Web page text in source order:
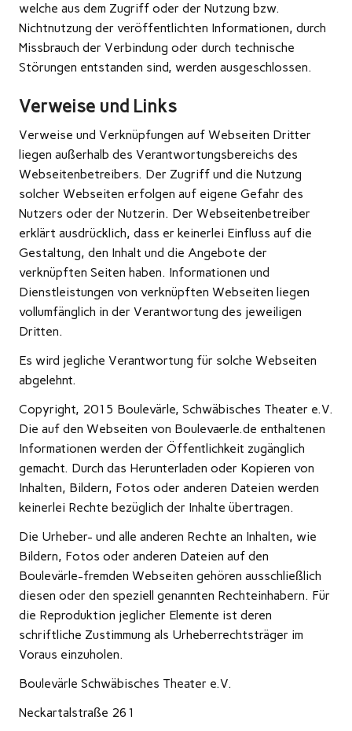
welche aus dem Zugriff oder der Nutzung bzw.
Nichtnutzung der veröffentlichten Informationen, durch
Missbrauch der Verbindung oder durch technische
Störungen entstanden sind, werden ausgeschlossen.
Verweise und Links
Verweise und Verknüpfungen auf Webseiten Dritter
liegen außerhalb des Verantwortungsbereichs des
Webseitenbetreibers. Der Zugriff und die Nutzung
solcher Webseiten erfolgen auf eigene Gefahr des
Nutzers oder der Nutzerin. Der Webseitenbetreiber
erklärt ausdrücklich, dass er keinerlei Einfluss auf die
Gestaltung, den Inhalt und die Angebote der
verknüpften Seiten haben. Informationen und
Dienstleistungen von verknüpften Webseiten liegen
vollumfänglich in der Verantwortung des jeweiligen
Dritten.
Es wird jegliche Verantwortung für solche Webseiten
abgelehnt.
Copyright, 2015 Boulevärle, Schwäbisches Theater e.V.
Die auf den Webseiten von Boulevaerle.de enthaltenen
Informationen werden der Öffentlichkeit zugänglich
gemacht. Durch das Herunterladen oder Kopieren von
Inhalten, Bildern, Fotos oder anderen Dateien werden
keinerlei Rechte bezüglich der Inhalte übertragen.
Die Urheber- und alle anderen Rechte an Inhalten, wie
Bildern, Fotos oder anderen Dateien auf den
Boulevärle-fremden Webseiten gehören ausschließlich
diesen oder den speziell genannten Rechteinhabern. Für
die Reproduktion jeglicher Elemente ist deren
schriftliche Zustimmung als Urheberrechtsträger im
Voraus einzuholen.
Boulevärle Schwäbisches Theater e.V.
Neckartalstraße 261